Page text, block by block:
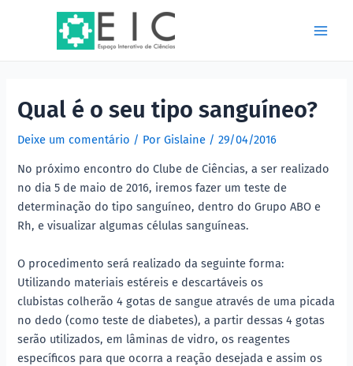
Qual é o seu tipo sanguíneo?
Deixe um comentário / PorGislaine /29/04/2016
No próximo encontro do Clube de Ciências, a ser realizado
no dia 5 de maio de 2016, iremos fazer um teste de
determinação do tipo sanguíneo, dentro do Grupo ABO e
Rh, e visualizar algumas células sanguíneas.
O procedimento será realizado da seguinte forma:
Utilizando materiais estéreis e descartáveis os
clubistas colherão 4 gotas de sangue através de uma picada
no dedo (como teste de diabetes), a partir dessas 4 gotas
serão utilizados, em lâminas de vidro, os reagentes
específicos para que ocorra a reação desejada e assim os
navigation